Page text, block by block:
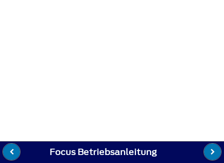
Focus Betriebsanleitung